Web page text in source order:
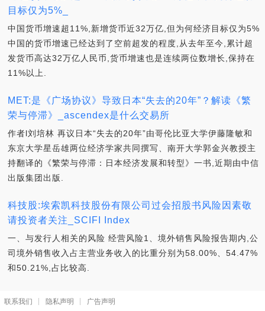
目标仅为5%_
中国货币增速超11%,新增货币近32万亿,但为何经济目标仅为5%
中国的货币增速已经达到了空前超发的程度,从去年至今,累计超
发货币高达32万亿人民币,货币增速也是连续两位数增长,保持在
11%以上.
MET:是《广场协议》导致日本“失去的20年”？解读《繁
荣与停滞》_ascendex是什么交易所
作者l刘培林 再议日本“失去的20年”由哥伦比亚大学伊藤隆敏和
东京大学星岳雄两位经济学家共同撰写、南开大学郭金兴教授主
持翻译的《繁荣与停滞：日本经济发展和转型》一书,近期由中信
出版集团出版.
科技股:埃索凯科技股份有限公司过会招股书风险因素敬
请投资者关注_SCIFI Index
一、与发行人相关的风险 经营风险1、境外销售风险报告期内,公
司境外销售收入占主营业务收入的比重分别为58.00%、54.47%
和50.21%,占比较高.
联系我们 隐私声明 广告声明